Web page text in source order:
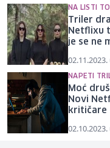
NA LISTI
Triler
Netflixu
je se ne
02.11.2023.
NAPETI
Moć
Novi
kritičare